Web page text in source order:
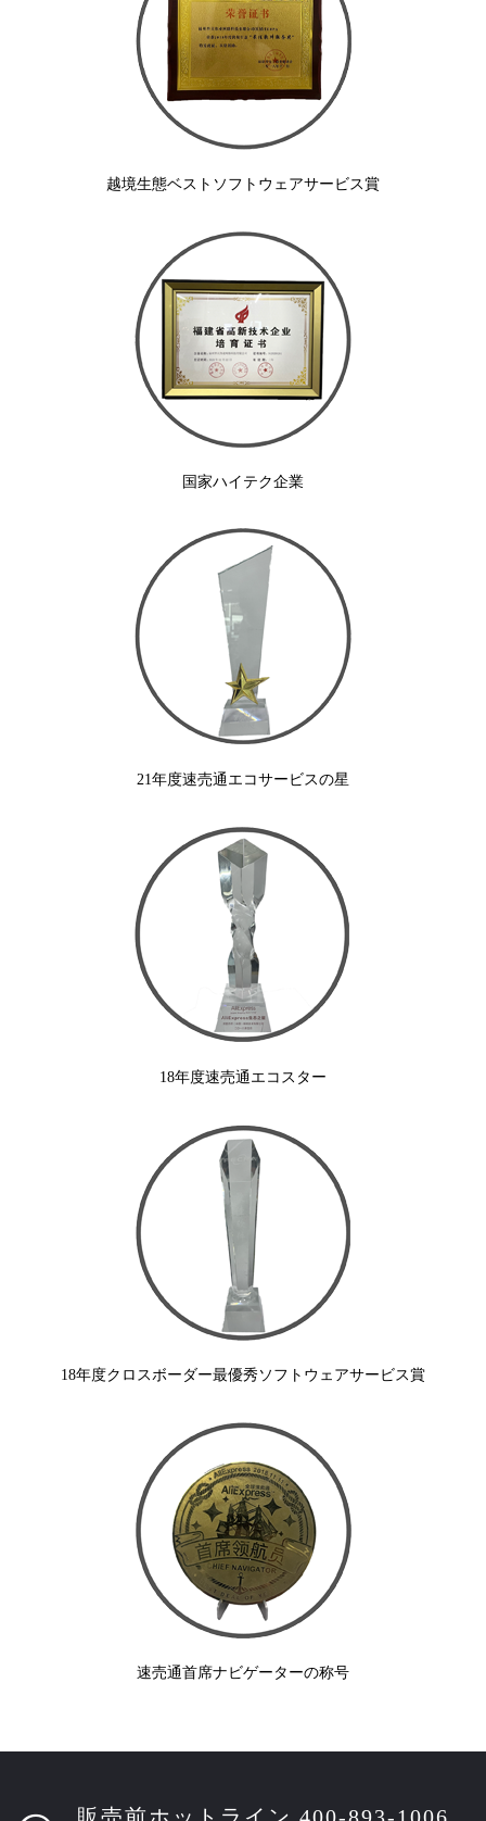
越境生態ベストソフトウェアサービス賞
国家ハイテク企業
21年度速売通エコサービスの星
18年度速売通エコスター
18年度クロスボーダー最優秀ソフトウェアサービス賞
速売通首席ナビゲーターの称号
販売前ホットライン 400-893-1006